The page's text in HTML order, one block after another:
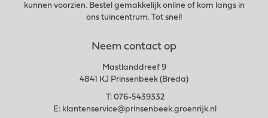
kunnen voorzien. Bestel gemakkelijk online of kom langs in
ons tuincentrum. Tot snel!
Neem contact op
Mastlanddreef 9
4841 KJ Prinsenbeek (Breda)
T: 076-5439332
E: klantenservice@prinsenbeek.groenrijk.nl